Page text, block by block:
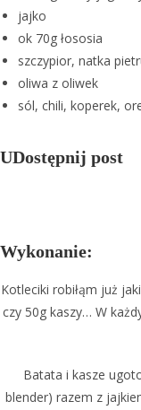
jajko
ok 70g łososia
szczypior, natka
oliwa z oliwek
sól, chili, koperek,
UDostępnij post
Wykonanie:
Kotleciki robiłąm już
czy 50g kaszy… W
Batata i kasze
blender) razem z